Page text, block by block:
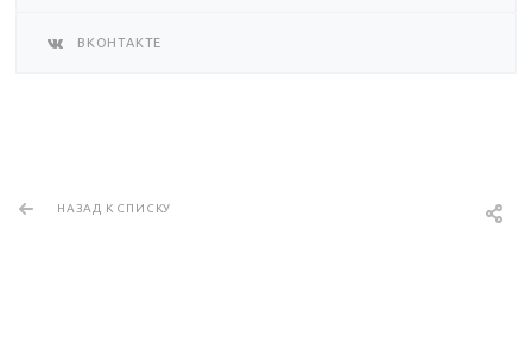
ВКОНТАКТЕ
НАЗАД К СПИСКУ